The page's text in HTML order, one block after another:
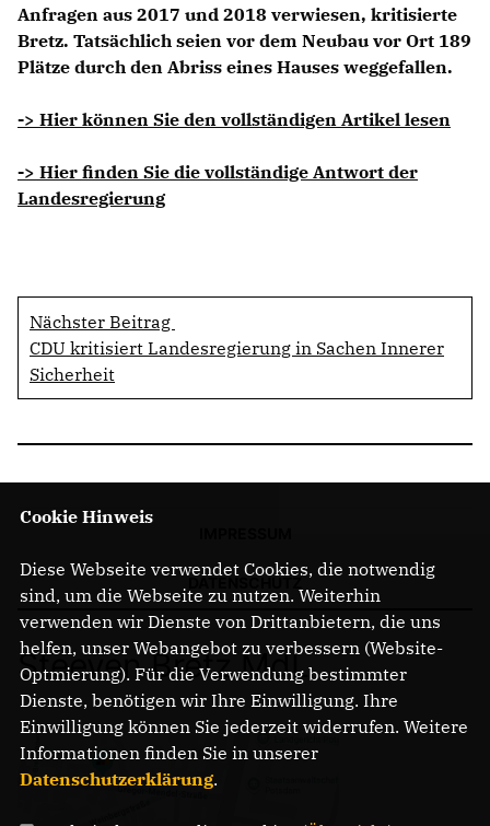
Anfragen aus 2017 und 2018 verwiesen, kritisierte
Bretz. Tatsächlich seien vor dem Neubau vor Ort 189
Plätze durch den Abriss eines Hauses weggefallen.
-> Hier können Sie den vollständigen Artikel lesen
-> Hier finden Sie die vollständige Antwort der
Landesregierung
Nächster Beitrag
CDU kritisiert Landesregierung in Sachen Innerer
Sicherheit
Steeven Bretz MdL
Cookie Hinweis
Diese Webseite verwendet Cookies, die notwendig
sind, um die Webseite zu nutzen. Weiterhin
verwenden wir Dienste von Drittanbietern, die uns
helfen, unser Webangebot zu verbessern (Website-
Optmierung). Für die Verwendung bestimmter
Dienste, benötigen wir Ihre Einwilligung. Ihre
Einwilligung können Sie jederzeit widerrufen. Weitere
Informationen finden Sie in unserer
Datenschutzerklärung.